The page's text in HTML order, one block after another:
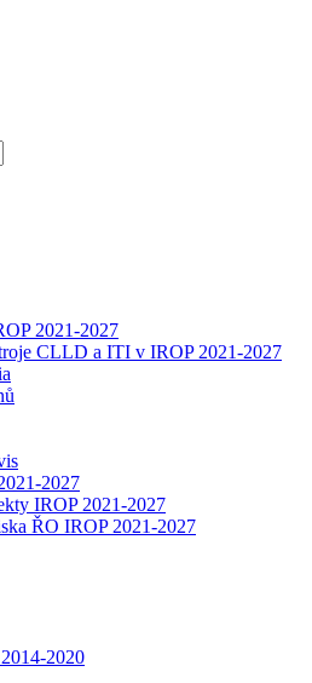
2021-2027
CLLD a ITI v IROP 2021-2027
2027
IROP 2021-2027
ŘO IROP 2021-2027
2020